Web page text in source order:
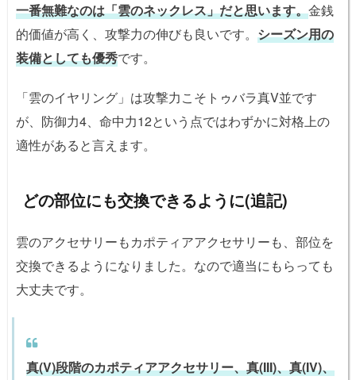
一番無難なのは「雲のネックレス」だと思います。金銭
的価値が高く、攻撃力の伸びも良いです。 シーズン用の
装備としても優秀です。
「雲のイヤリング」は攻撃力こそトゥバラ真V並です
が、防御力4、命中力12という点ではわずかに対格上の
適性があると言えます。
どの部位にも交換できるように(追記)
雲のアクセサリーもカポティアアクセサリーも、部位を
交換できるようになりました。なので適当にもらっても
大丈夫です。
真(V)段階のカポティアアクセサリー、真(III)、真(IV)、